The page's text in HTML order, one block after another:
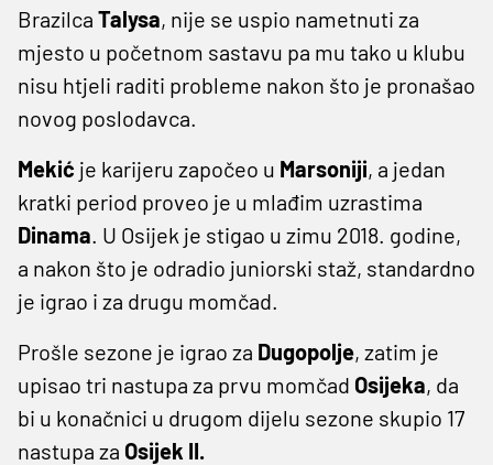
Brazilca Talysa, nije se uspio nametnuti za
mjesto u početnom sastavu pa mu tako u klubu
nisu htjeli raditi probleme nakon što je pronašao
novog poslodavca.
Mekić je karijeru započeo u Marsoniji, a jedan
kratki period proveo je u mlađim uzrastima
Dinama. U Osijek je stigao u zimu 2018. godine,
a nakon što je odradio juniorski staž, standardno
je igrao i za drugu momčad.
Prošle sezone je igrao za Dugopolje, zatim je
upisao tri nastupa za prvu momčad Osijeka, da
bi u konačnici u drugom dijelu sezone skupio 17
nastupa za Osijek II.